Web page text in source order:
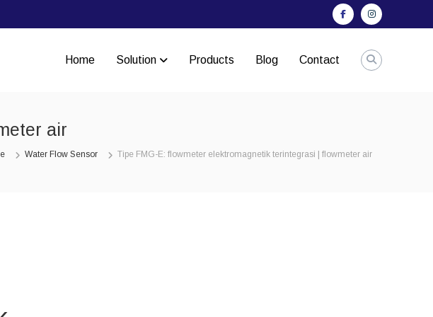
FacebookInstagram
Home Solution Products Blog Contact
air
Water Flow Sensor Tipe FMG-E: flowmeter elektromagnetik terintegrasi | flowmeter air